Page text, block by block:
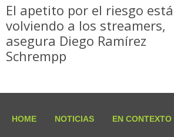
El apetito por el riesgo está
volviendo a los streamers,
asegura Diego Ramírez
Schrempp
HOME NOTICIAS EN CONTEXTO